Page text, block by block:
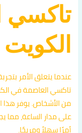
تاكسي
الكويت
عندما يتعلق الأمر
من الأشخاص. يوفر هذا
على مدار الساعة،
أمرًا سهلاً ومريحًا.